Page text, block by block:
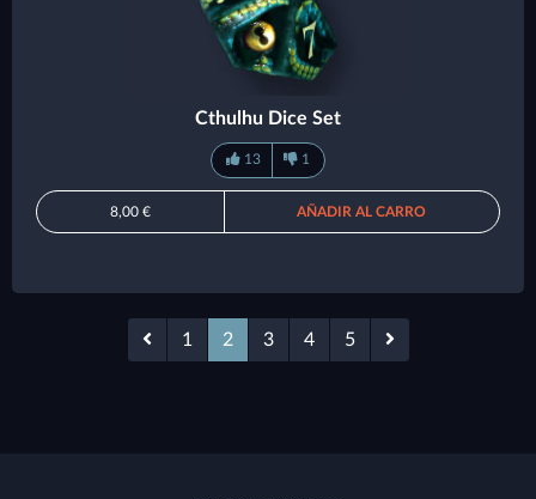
Cthulhu Dice Set
13 1
8,00 € AÑADIR AL CARRO
1 2 3 4 5